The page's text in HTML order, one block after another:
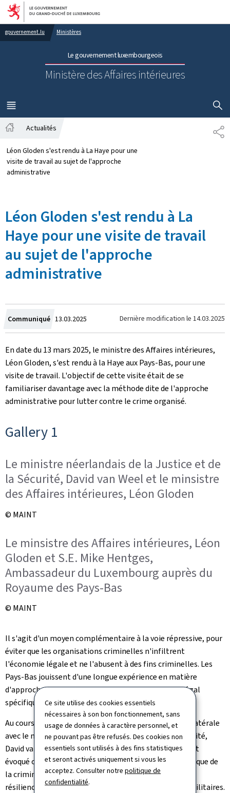
Ce site utilise des cookies essentiels
nécessaires à son bon fonctionnement, sans
usage de données à caractère personnel, et
ne pouvant pas être refusés. Des cookies non
essentiels sont utilisés à des fins statistiques
et seront activés uniquement si vous les
acceptez. Consulter notrepolitique de
confidentialité.
Aller au menu principal
Aller au contenu
gouvernement.lu Ministères
Le gouvernement luxembourgeois
Ministère des Affaires intérieures
MENU
PRINCIPAL
Actualités
Léon Gloden s'est rendu à La Haye pour une
visite de travail au sujet de l'approche
administrative
Léon Gloden s'est rendu à La
Haye pour une visite de travail
au sujet de l'approche
administrative
Communiqué Crée
le
13.03.2025 Dernière modification le 14.03.2025
En date du 13 mars 2025, le ministre des Affaires intérieures,
Léon Gloden, s'est rendu à la Haye aux Pays-Bas, pour une
visite de travail. L'objectif de cette visite était de se
familiariser davantage avec la méthode dite de l'approche
administrative pour lutter contre le crime organisé.
Gallery 1
Le ministre néerlandais de la Justice et de
la Sécurité, David van Weel et le minsistre
des Affaires intérieures, Léon Gloden
© MAINT
Le minsistre des Affaires intérieures, Léon
Gloden et S.E. Mike Hentges,
Ambassadeur du Luxembourg auprès du
Royaume des Pays-Bas
© MAINT
Il s'agit d'un moyen complémentaire à la voie répressive, pour
éviter que les organisations criminelles n'infiltrent
l'économie légale et ne l'abusent à des fins criminelles. Les
Pays-Bas jouissent d'une longue expérience en matière
d'approche administrative et disposent d'un cadre légal
spécifique.
Au cours de la visite, Léon Gloden a eu une entrevue bilatérale
avec le ministre néerlandais de la Justice et de la Sécurité,
David van Weel, pendant laquelle les deux ministres ont
évoqué outre l'approche administrative, la problématique de
la criminalité organisée et du narcotrafic, ainsi que la
résilience notamment face aux menaces hybrides et militaires.